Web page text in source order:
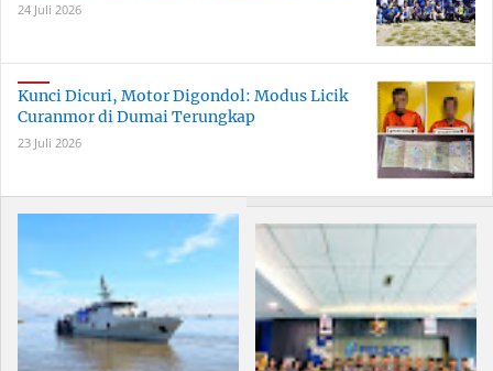
24 Juli 2026
Kunci Dicuri, Motor Digondol: Modus Licik
Curanmor di Dumai Terungkap
23 Juli 2026